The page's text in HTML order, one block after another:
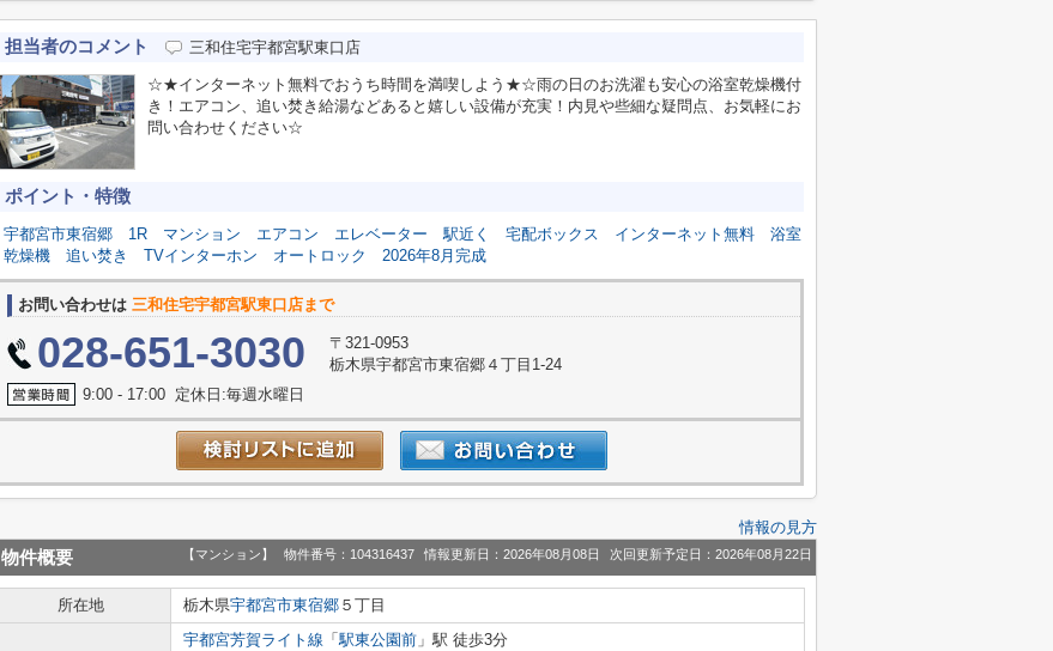
担当者のコメント 三和住宅宇都宮駅東口店
☆★インターネット無料でおうち時間を満喫しよう★☆雨の日のお洗濯も安心の浴室乾燥機付
き！エアコン、追い焚き給湯などあると嬉しい設備が充実！内見や些細な疑問点、お気軽にお
問い合わせください☆
ポイント・特徴
宇都宮市東宿郷 1R マンション エアコン エレベーター 駅近く 宅配ボックス インターネット無料
浴室
乾燥機
追い焚き TVインターホン オートロック 2026年8月完成
お問い合わせは 三和住宅宇都宮駅東口店まで
028-651-3030
〒321-0953
栃木県宇都宮市東宿郷４丁目1-24
9:00 - 17:00 定休日:毎週水曜日
情報の見方
物件概要 【マンション】 物件番号：104316437 情報更新日：2026年08月08日 次回更新予定日：2026年08月22日
所在地 栃木県宇都宮市東宿郷 ５丁目
宇都宮芳賀ライト線 「駅東公園前 」駅 徒歩3分